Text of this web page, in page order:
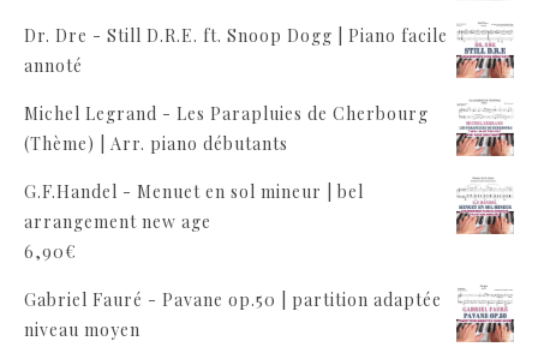
Dr. Dre - Still D.R.E. ft. Snoop Dogg | Piano facile
annoté
Michel Legrand - Les Parapluies de Cherbourg
(Thème) | Arr. piano débutants
G.F.Handel - Menuet en sol mineur | bel
arrangement new age
6,90€
Gabriel Fauré - Pavane op.50 | partition adaptée
niveau moyen